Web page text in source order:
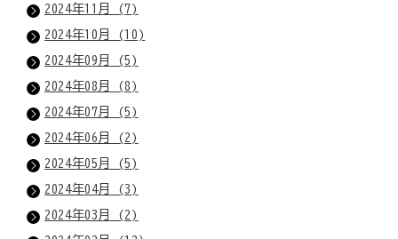
2024年11月 (7)
2024年10月 (10)
2024年09月 (5)
2024年08月 (8)
2024年07月 (5)
2024年06月 (2)
2024年05月 (5)
2024年04月 (3)
2024年03月 (2)